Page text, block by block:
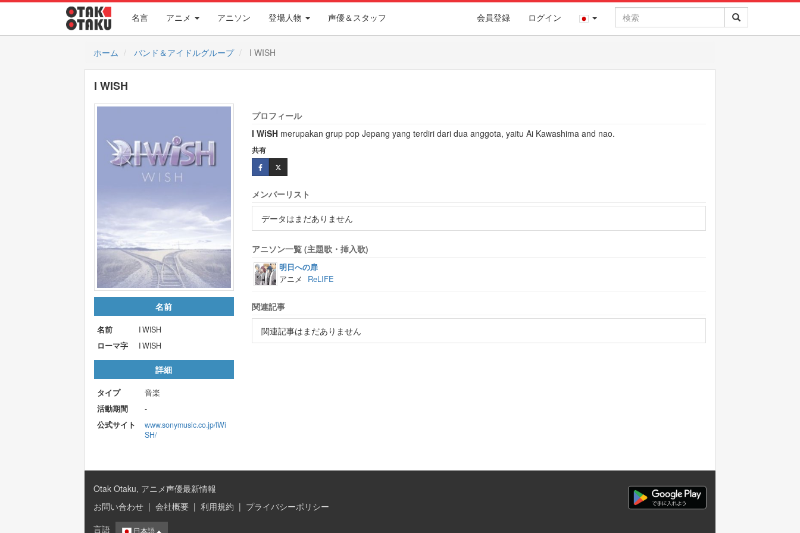
会員登録 ログイン
名言 アニメ アニソン 登場人物 声優＆スタッフ
ホーム バンド＆アイドルグループ I WISH
I WISH
名前
名前
I WISH
ローマ字
I WISH
詳細
タイプ
音楽
活動期間
-
公式サイト
www.sonymusic.co.jp/IWi
SH/
プロフィール
I WiSHmerupakan grup pop Jepang yang terdiri dari dua anggota, yaitu Ai Kawashima and nao.
共有
メンバーリスト
データはまだありません
アニソン一覧 (主題歌・挿入歌)
明日への扉
アニメ
ReLIFE
関連記事
関連記事はまだありません
Otak Otaku, アニメ声優最新情報
お問い合わせ | 会社概要 | 利用規約 | プライバシーポリシー
言語
日本語